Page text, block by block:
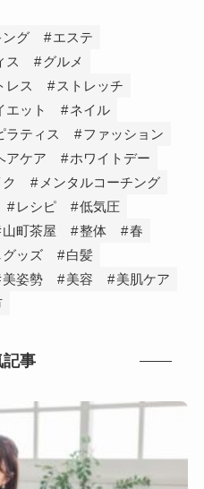
ング
エステ
ス
グルメ
レス
ストレッチ
エット
ネイル
ラティス
ファッション
アケア
ホワイトデー
ク
メンタルコーチング
レシピ
低気圧
山町茶屋 整体
春
ッズ
白髪
美姿勢 美容
美肌ケア
記事